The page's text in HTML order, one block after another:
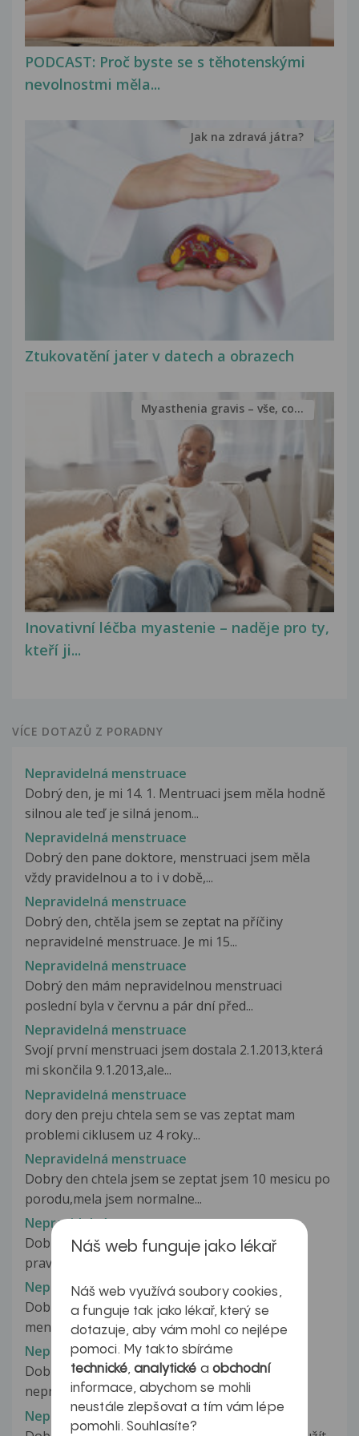
PODCAST: Proč byste se s těhotenskými
nevolnostmi měla...
Ztukovatění jater v datech a obrazech
Jak na zdravá játra?
Inovativní léčba myastenie – naděje pro ty,
kteří ji...
Myasthenia gravis – vše, co...
VÍCE DOTAZŮ Z PORADNY
Nepravidelná menstruace
Dobrý den, je mi 14. 1. Mentruaci jsem měla hodně
silnou ale teď je silná jenom...
Nepravidelná menstruace
Dobrý den pane doktore, menstruaci jsem měla
vždy pravidelnou a to i v době,...
Nepravidelná menstruace
Dobrý den, chtěla jsem se zeptat na příčiny
nepravidelné menstruace. Je mi 15...
Nepravidelná menstruace
Dobrý den mám nepravidelnou menstruaci
poslední byla v červnu a pár dní před...
Nepravidelná menstruace
Svojí první menstruaci jsem dostala 2.1.2013,která
mi skončila 9.1.2013,ale...
Nepravidelná menstruace
dory den preju chtela sem se vas zeptat mam
problemi ciklusem uz 4 roky...
Nepravidelná menstruace
Dobry den chtela jsem se zeptat jsem 10 mesicu po
porodu,mela jsem normalne...
Nepravidelná menstruace
Dobrý den, chtěla bych se zeptat, nedostávám
pravidelně menstruaci už 3 měsíce...
Nepravidelná menstruace
Dobrý den, chtěla bych se zeptat. Dostala jsem
menstruaci o týden dřív, také...
Nepravidelná menstruace
Dobrý den chtěla bych se zeptat, zda za
nepravidelnou menstruací může i váha....
Nepravidelná menstruace
Náš web funguje jako lékař
Náš web využívá soubory cookies,
a funguje tak jako lékař, který se
dotazuje, aby vám mohl co nejlépe
pomoci. My takto sbíráme
technické,analytické a obchodní
informace, abychom se mohli
neustále zlepšovat a tím vám lépe
pomohli. Souhlasíte?